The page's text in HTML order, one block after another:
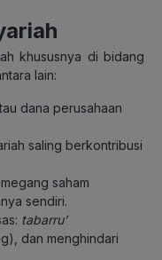
khususnya di bidang
lain:
dana perusahaan
saling berkontribusi
saham
sendiri.
tabarru’
dan menghindari